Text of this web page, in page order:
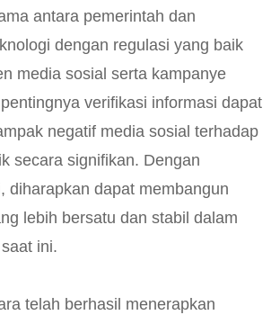
antara pemerintah dan
dengan regulasi yang baik
media sosial serta kampanye
verifikasi informasi dapat
negatif media sosial terhadap
secara signifikan. Dengan
diharapkan dapat membangun
lebih bersatu dan stabil dalam
ini.
telah berhasil menerapkan